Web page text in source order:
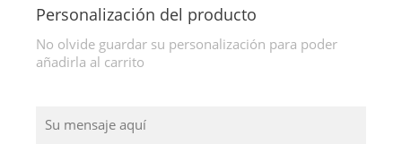
Personalización del producto
No olvide guardar su personalización para poder
añadirla al carrito